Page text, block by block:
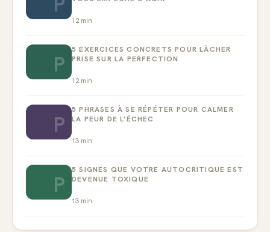
12min
P
5 EXERCICES CONCRETS POUR LÂCHER
PRISE SUR LA PERFECTION
12min
P
5 PHRASES À SE RÉPÉTER POUR CALMER
LA PEUR DE L’ÉCHEC
13 min
P
5 SIGNES QUE VOTRE AUTOCRITIQUE EST
DEVENUE TOXIQUE
13 min